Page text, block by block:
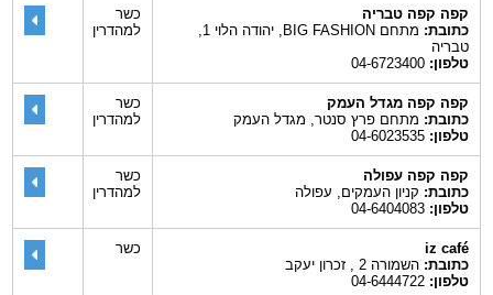
קפה קפה טבריה
כתובת:
מתחם BIG FASHION, יהודה הלוי 1,
טבריה
טלפון:04-6723400
כשר
למהדרין
קפה קפה מגדל העמק
כתובת:מתחם פרץ סנטר, מגדל העמק
טלפון:04-6023535
כשר
למהדרין
קפה קפה עפולה
כתובת:קניון העמקים, עפולה
טלפון:04-6404083
כשר
למהדרין
iz café
כתובת:השמורה 2 , זכרון יעקב
טלפון:04-6444722
כשר